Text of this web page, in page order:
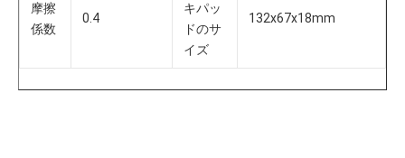
摩擦
係数
0.4
キパッ
ドのサ
イズ
132x67x18mm